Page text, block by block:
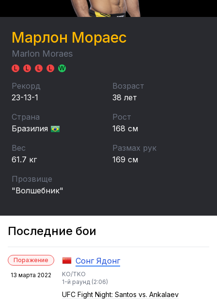
Марлон Мораес
Marlon Moraes
L L L L W
Рекорд
23-13-1
Возраст
38 лет
Страна
Бразилия
Рост
168 см
Вес
61.7 кг
Размах рук
169 см
Прозвище
"Волшебник"
Последние бои
Поражение
13 марта 2022
Сонг Ядонг
KO/TKO
1-й раунд (2:06)
UFC Fight Night: Santos vs. Ankalaev